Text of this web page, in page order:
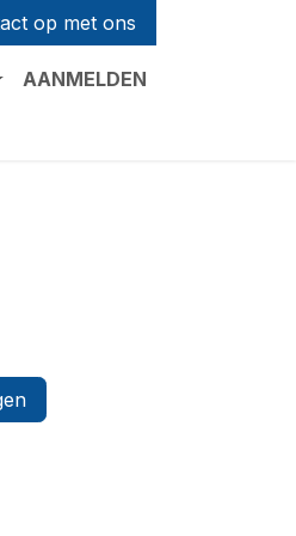
op met ons
AANMELDEN